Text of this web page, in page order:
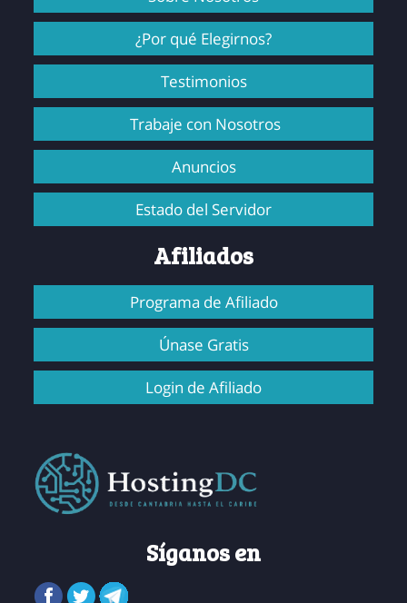
¿Por qué Elegirnos?
Testimonios
Trabaje con Nosotros
Anuncios
Estado del Servidor
Afiliados
Programa de Afiliado
Únase Gratis
Login de Afiliado
Síganos en